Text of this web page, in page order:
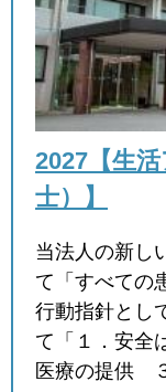
2027【生
士）】
当法人の新し
て「すべての
行動指針とし
て「１．安全
医療の提供